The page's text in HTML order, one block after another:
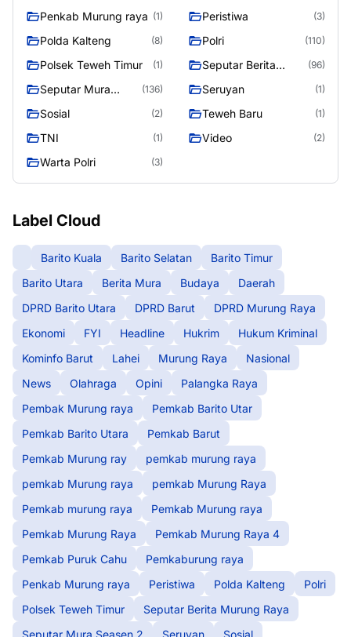
Penkab Murung raya (1) Peristiwa (3)
Polda Kalteng (8) Polri (110)
Polsek Teweh Timur (1)
Seputar Berita
Murung Raya
(96)
Seputar Mura
Seasen 2
(136) Seruyan (1)
Sosial (2) Teweh Baru (1)
TNI (1) Video (2)
Warta Polri (3)
Label Cloud
Barito Kuala Barito Selatan
Barito Timur
Barito Utara
Berita Mura Budaya
Daerah
DPRD Barito Utara
DPRD Barut
DPRD Murung Raya
Ekonomi
FYI Headline Hukrim
Hukum Kriminal
Kominfo Barut
Lahei Murung Raya
Nasional
News
Olahraga Opini
Palangka Raya
Pembak Murung raya
Pemkab Barito Utar
Pemkab Barito Utara
Pemkab Barut
Pemkab Murung ray
pemkab murung raya
pemkab Murung raya
pemkab Murung Raya
Pemkab murung raya
Pemkab Murung raya
Pemkab Murung Raya
Pemkab Murung Raya 4
Pemkab Puruk Cahu
Pemkaburung raya
Penkab Murung raya
Peristiwa Polda Kalteng
Polri
Polsek Teweh Timur
Seputar Berita Murung Raya
Seputar Mura Seasen 2
Seruyan
Sosial